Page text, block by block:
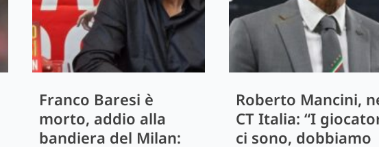
Franco Baresi è
morto, addio alla
bandiera del Milan:
Roberto Mancini,
CT Italia: “I
ci sono, dobbiamo